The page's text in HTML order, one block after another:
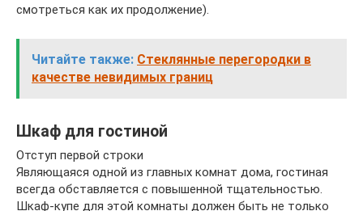
смотреться как их продолжение).
Читайте также: Стеклянные перегородки в
качестве невидимых границ
Шкаф для гостиной
Отступ первой строки
Являющаяся одной из главных комнат дома, гостиная
всегда обставляется с повышенной тщательностью.
Шкаф-купе для этой комнаты должен быть не только